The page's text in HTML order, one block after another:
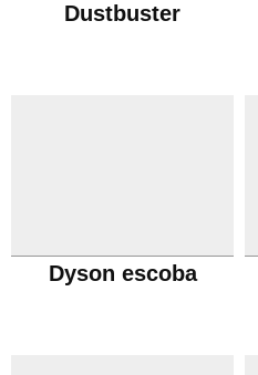
Dustbuster
Dyson escoba